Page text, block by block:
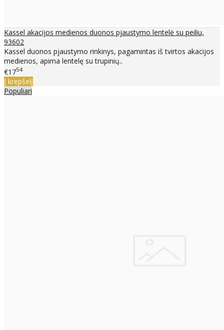
Kassel akacijos medienos duonos pjaustymo lentelė su peiliu,
93602
Kassel duonos pjaustymo rinkinys, pagamintas iš tvirtos akacijos
medienos, apima lentelę su trupinių..
€1754
Į krepšelį
Populiari